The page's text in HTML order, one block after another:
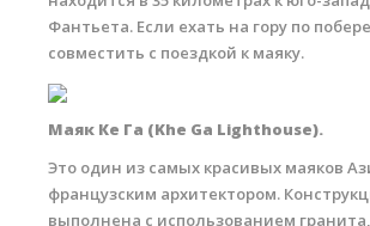
Фантьета. Если ехать на гору по
совместить с поездкой к маяку.
Маяк Ке Га (Khe Ga Lighthouse).
Это один из самых красивых маяков
французским архитектором.
выполнена с использованием гранита,